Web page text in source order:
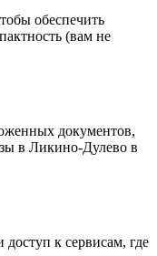
обеспечить
(вам не
документов,
в Ликино-Дулево в
к сервисам, где